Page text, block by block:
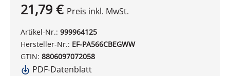
21,79 € Preis inkl. MwSt.
Artikel-Nr.: 999964125
Hersteller-Nr.: EF-PA566CBEGWW
GTIN: 8806097072058
PDF-Datenblatt